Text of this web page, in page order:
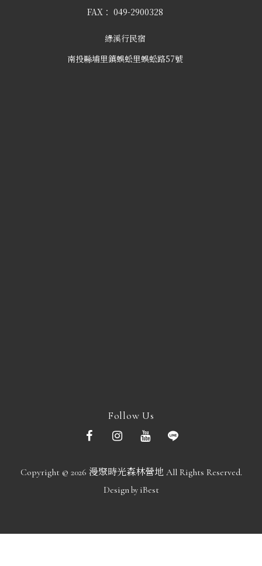
FAX： 049-2900328
綠溪行民宿
南投縣埔里鎮蜈蚣里蜈蚣路57號
Follow Us
Copyright © 2026 漫聚時光森林營地 All Rights Reserved.
Design by iBest